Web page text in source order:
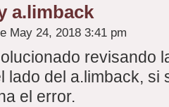
a.limback
May 24, 2018 3:41 pm
revisando
lado del a.limback, si
el error.